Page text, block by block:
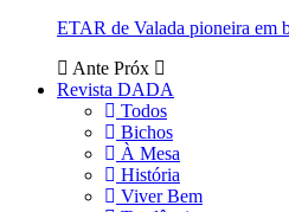
ETAR de Valada pioneira em
Ante Próx
Revista DADA
Todos
Bichos
À Mesa
História
Viver Bem